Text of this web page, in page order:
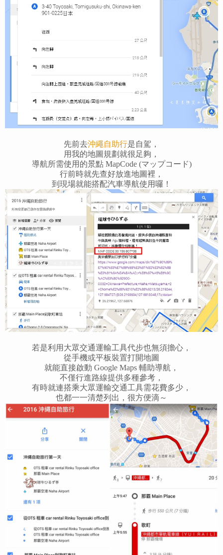
先前去沖繩自助行是自駕，
用我的地圖規劃就很足夠，
導航所需使用的景點 MapCode (マップコード)
行前時就先查好放進地圖裡，
到現場就能搭配汽車導航使用囉！
若是利用大眾交通運輸工具代步也無須擔心，
從手機或平板裝置打開地圖
就能直接啟動 Google Maps 輔助導航，
不僅行進路線提供多種參考，
有時就連搭乘大眾運輸交通工具需花費多少，
也都一一清楚列出，很方便滴～